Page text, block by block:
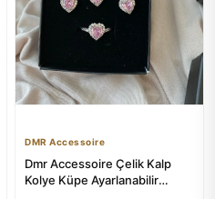
DMR Accessoire
Dmr Accessoire Çelik Kalp
Kolye Küpe Ayarlanabilir